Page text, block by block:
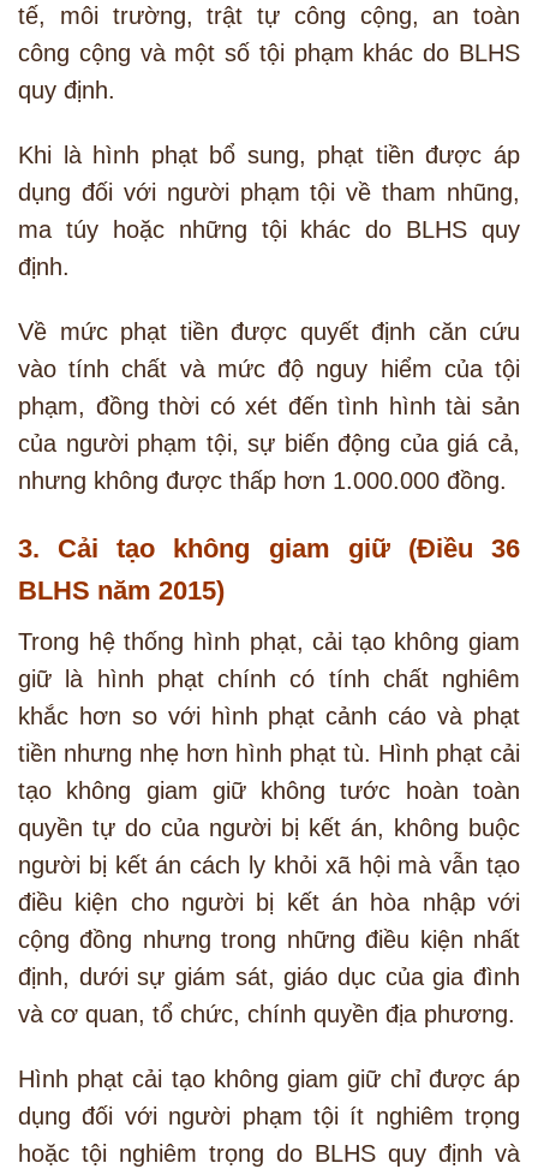
tế, môi trường, trật tự công cộng, an toàn
công cộng và một số tội phạm khác do BLHS
quy định.
Khi là hình phạt bổ sung, phạt tiền được áp
dụng đối với người phạm tội về tham nhũng,
ma túy hoặc những tội khác do BLHS quy
định.
Về mức phạt tiền được quyết định căn cứu
vào tính chất và mức độ nguy hiểm của tội
phạm, đồng thời có xét đến tình hình tài sản
của người phạm tội, sự biến động của giá cả,
nhưng không được thấp hơn 1.000.000 đồng.
3. Cải tạo không giam giữ (Điều 36
BLHS năm 2015)
Trong hệ thống hình phạt, cải tạo không giam
giữ là hình phạt chính có tính chất nghiêm
khắc hơn so với hình phạt cảnh cáo và phạt
tiền nhưng nhẹ hơn hình phạt tù. Hình phạt cải
tạo không giam giữ không tước hoàn toàn
quyền tự do của người bị kết án, không buộc
người bị kết án cách ly khỏi xã hội mà vẫn tạo
điều kiện cho người bị kết án hòa nhập với
cộng đồng nhưng trong những điều kiện nhất
định, dưới sự giám sát, giáo dục của gia đình
và cơ quan, tổ chức, chính quyền địa phương.
Hình phạt cải tạo không giam giữ chỉ được áp
dụng đối với người phạm tội ít nghiêm trọng
hoặc tội nghiêm trọng do BLHS quy định và